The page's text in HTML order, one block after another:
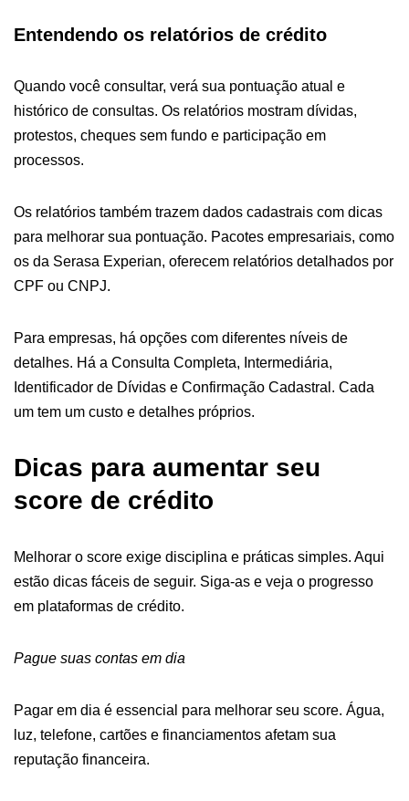
Entendendo os relatórios de crédito
Quando você consultar, verá sua pontuação atual e
histórico de consultas. Os relatórios mostram dívidas,
protestos, cheques sem fundo e participação em
processos.
Os relatórios também trazem dados cadastrais com dicas
para melhorar sua pontuação. Pacotes empresariais, como
os da Serasa Experian, oferecem relatórios detalhados por
CPF ou CNPJ.
Para empresas, há opções com diferentes níveis de
detalhes. Há a Consulta Completa, Intermediária,
Identificador de Dívidas e Confirmação Cadastral. Cada
um tem um custo e detalhes próprios.
Dicas para aumentar seu
score de crédito
Melhorar o score exige disciplina e práticas simples. Aqui
estão dicas fáceis de seguir. Siga-as e veja o progresso
em plataformas de crédito.
Pague suas contas em dia
Pagar em dia é essencial para melhorar seu score. Água,
luz, telefone, cartões e financiamentos afetam sua
reputação financeira.